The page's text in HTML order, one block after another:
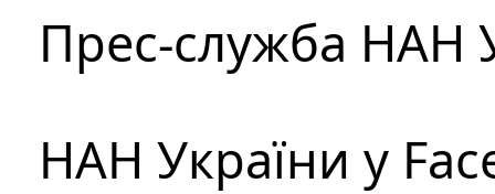
Прес-служба НАН
НАН України у